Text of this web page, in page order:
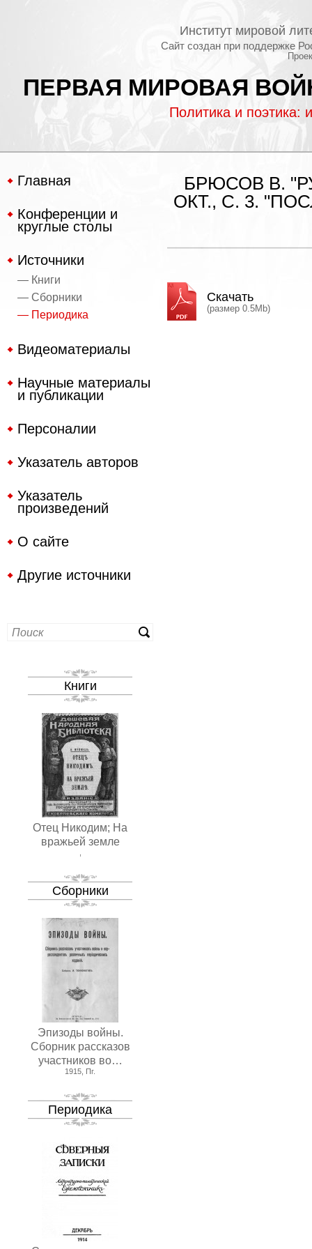
Институт мировой
Сайт создан при поддержке
ПЕРВАЯ МИРОВАЯ
Политика и поэтика:
Главная
Конференции и
круглые столы
Источники
— Книги
— Сборники
— Периодика
Видеоматериалы
Научные материалы
и публикации
Персоналии
Указатель авторов
Указатель
произведений
О сайте
Другие источники
Книги
Отец Никодим; На
вражьей земле
Сборники
Эпизоды войны.
Сборник рассказов
участников во…
1915, Пг.
Периодика
БРЮСОВ В.
ОКТ., С. 3.
Скачать
(размер 0.5Mb)